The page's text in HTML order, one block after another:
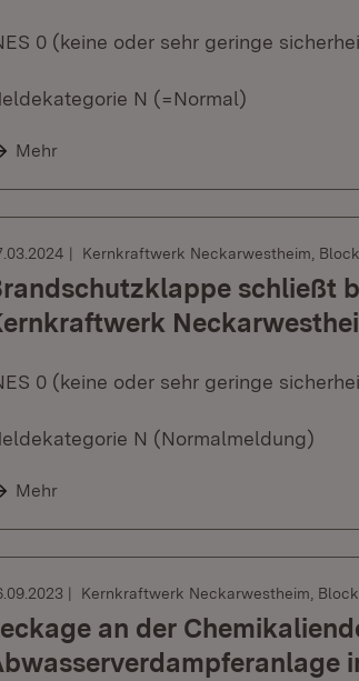
0 (keine oder sehr geringe
N (=Normal)
Mehr
Kernkraftwerk Neckarwestheim,
schließt
0 (keine oder sehr geringe
N (Normalmeldung)
Mehr
Kernkraftwerk Neckarwestheim,
an der